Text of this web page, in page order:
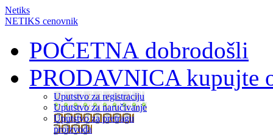
Netiks
NETIKS cenovnik
POČETNA dobrodošli
PRODAVNICAkupujte
Uputstvo za registraciju
Uputstvo za naručivanje
Uputstvo za pretragu
proizvoda